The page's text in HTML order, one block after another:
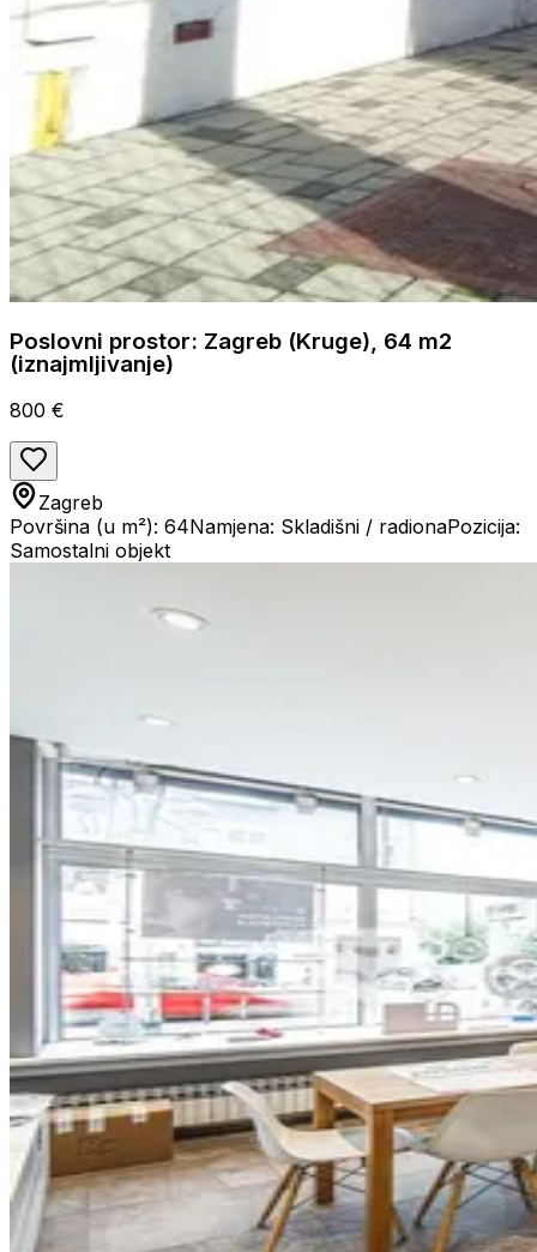
Poslovni prostor: Zagreb (Kruge), 64 m2
(iznajmljivanje)
800 €
Zagreb
Površina (u m²): 64Namjena: Skladišni / radionaPozicija:
Samostalni objekt